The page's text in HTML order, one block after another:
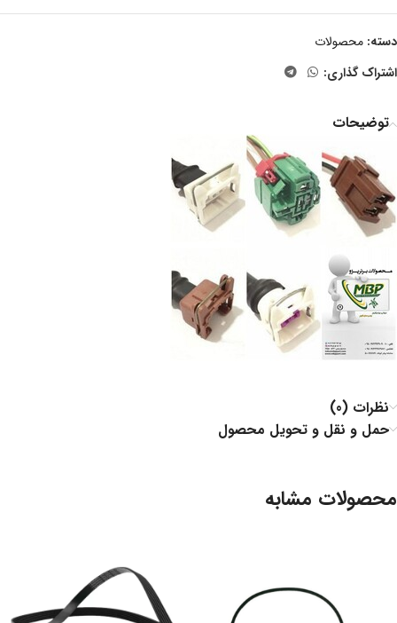
دسته: محصولات
اشتراک گذاری:
توضیحات
نظرات (0)
حمل و نقل و تحویل محصول
محصولات مشابه